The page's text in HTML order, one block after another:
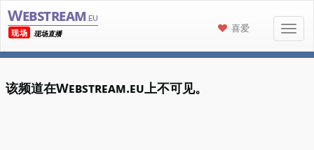
Webstream .eu
现场
现场直播 喜爱
该频道在Webstream.eu上不可见。